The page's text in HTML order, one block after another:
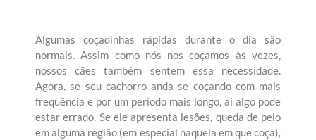
Algumas coçadinhas rápidas durante o dia são
normais. Assim como nós nos coçamos às vezes,
nossos cães também sentem essa necessidade.
Agora, se seu cachorro anda se coçando com mais
frequência e por um período mais longo, aí algo pode
estar errado. Se ele apresenta lesões, queda de pelo
em alguma região (em especial naquela em que coça),